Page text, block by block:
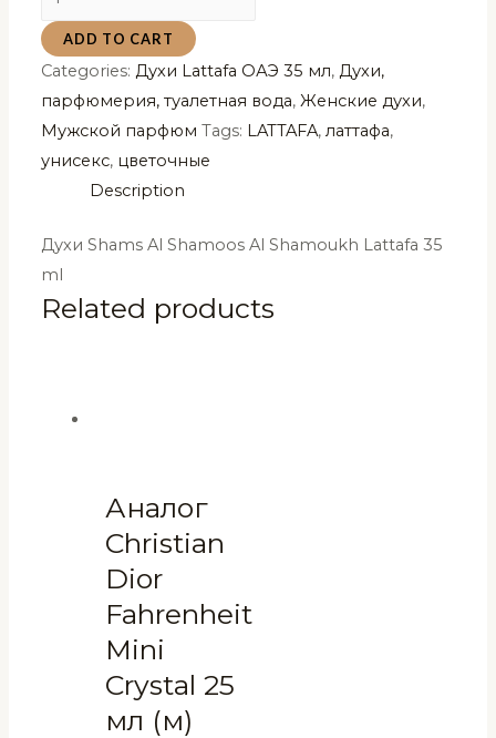
Shams
Al
Shamoos
Al
Shamoukh
Lattafa
quantity
ADD TO CART
Categories:Духи Lattafa ОАЭ 35 мл,Духи,
парфюмерия, туалетная вода,Женские духи,
Мужской парфюм Tags: LATTAFA,латтафа,
унисекс, цветочные
Description
Духи Shams Al Shamoos Al Shamoukh Lattafa 35
ml
Related products
Аналог
Christian
Dior
Fahrenheit
Mini
Crystal 25
мл (м)